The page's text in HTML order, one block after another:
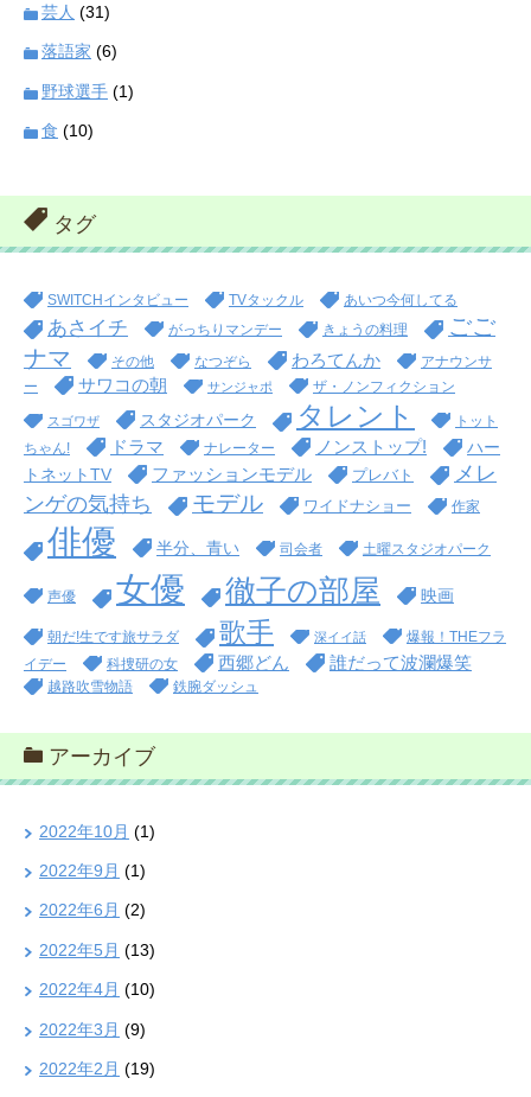
芸人 (31)
落語家 (6)
野球選手 (1)
食 (10)
タグ
SWITCHインタビュー TVタックル あいつ今何してる
あさイチ がっちりマンデー きょうの料理
ごご
ナマ
その他 なつぞら わろてんか
アナウンサ
ー
サワコの朝 サンジャポ ザ・ノンフィクション
スゴワザ スタジオパーク タレント
トット
ちゃん!
ドラマ ナレーター ノンストップ!
ハー
トネットTV
ファッションモデル プレバト
メレ
ンゲの気持ち
モデル ワイドナショー 作家
俳優 半分、青い 司会者 土曜スタジオパーク
声優 女優 徹子の部屋 映画
朝だ!生です旅サラダ 歌手 深イイ話
爆報！THEフラ
イデー
科捜研の女 西郷どん 誰だって波瀾爆笑
越路吹雪物語 鉄腕ダッシュ
アーカイブ
2022年10月 (1)
2022年9月 (1)
2022年6月 (2)
2022年5月 (13)
2022年4月 (10)
2022年3月 (9)
2022年2月 (19)